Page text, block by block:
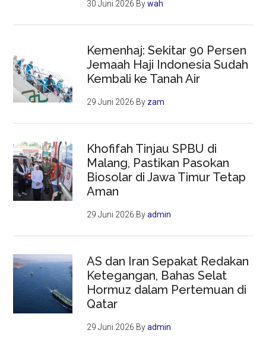
30 Juni 2026 Bywah
Kemenhaj: Sekitar 90 Persen
Jemaah Haji Indonesia Sudah
Kembali ke Tanah Air
29 Juni 2026 By zam
Khofifah Tinjau SPBU di
Malang, Pastikan Pasokan
Biosolar di Jawa Timur Tetap
Aman
29 Juni 2026 Byadmin
AS dan Iran Sepakat Redakan
Ketegangan, Bahas Selat
Hormuz dalam Pertemuan di
Qatar
29 Juni 2026 Byadmin